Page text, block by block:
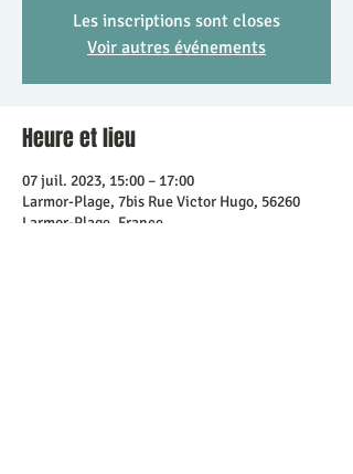
Les inscriptions sont closes
Voir autres événements
Heure et lieu
07 juil. 2023, 15:00 – 17:00
Larmor-Plage, 7bis Rue Victor Hugo, 56260
Larmor-Plage, France